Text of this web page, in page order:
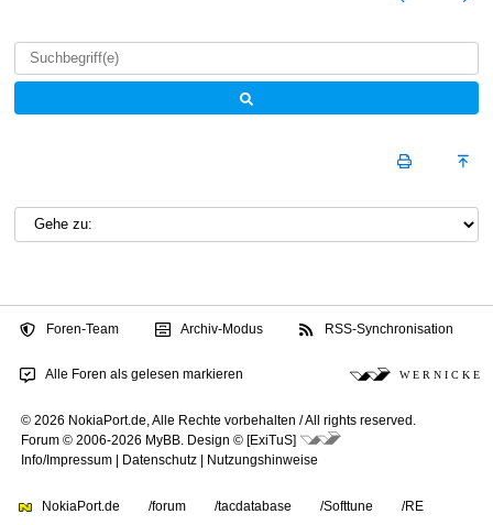
Foren-Team Archiv-Modus RSS-Synchronisation
Alle Foren als gelesen markieren W E R N I C K E
© 2026 NokiaPort.de, Alle Rechte vorbehalten /All rights reserved.
Forum © 2006-2026 MyBB
Design © [ExiTuS]
Info/Impressum
Datenschutz Nutzungshinweise
NokiaPort.de /forum /tacdatabase /Softtune /RE